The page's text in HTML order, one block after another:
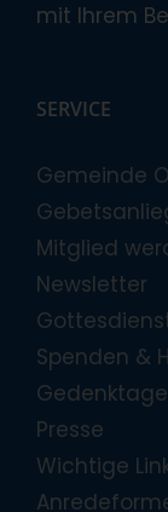
mit Ihrem
SERVICE
Gemeinde
Mitglied
Newsletter
Spenden &
Gedenktage
Presse
Wichtige